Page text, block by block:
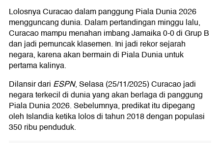
Lolosnya Curacao dalam panggung Piala Dunia 2026
mengguncang dunia. Dalam pertandingan minggu lalu,
Curacao mampu menahan imbang Jamaika 0-0 di Grup B
dan jadi pemuncak klasemen. Ini jadi rekor sejarah
negara, karena akan bermain di Piala Dunia untuk
pertama kalinya.
Dilansir dari ESPN, Selasa (25/11/2025) Curacao jadi
negara terkecil di dunia yang akan berlaga di panggung
Piala Dunia 2026. Sebelumnya, predikat itu dipegang
oleh Islandia ketika lolos di tahun 2018 dengan populasi
350 ribu penduduk.